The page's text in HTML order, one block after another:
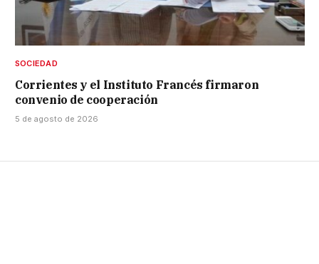
SOCIEDAD
Corrientes y el Instituto Francés firmaron
convenio de cooperación
5 de agosto de 2026